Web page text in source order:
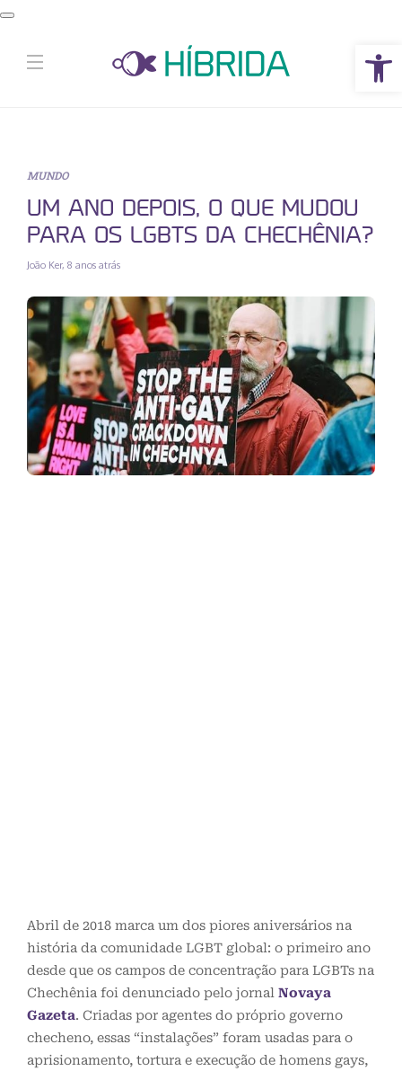
Abrir a barra de ferramentas
MUNDO
UM ANO DEPOIS, O QUE MUDOU
PARA OS LGBTS DA CHECHÊNIA?
João Ker, 8 anos atrás
Abril de 2018 marca um dos piores aniversários na
história da comunidade LGBT global: o primeiro ano
desde que os campos de concentração para LGBTs na
Chechênia foi denunciado pelo jornal Novaya
Gazeta. Criadas por agentes do próprio governo
checheno, essas “instalações” foram usadas para o
aprisionamento, tortura e execução de homens gays,